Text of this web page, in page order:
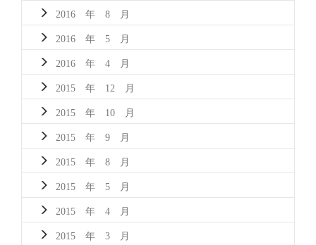
2016 年 8 月
2016 年 5 月
2016 年 4 月
2015 年 12 月
2015 年 10 月
2015 年 9 月
2015 年 8 月
2015 年 5 月
2015 年 4 月
2015 年 3 月